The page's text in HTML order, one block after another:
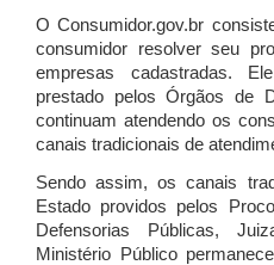
O Consumidor.gov.br
consumidor resolver seu
empresas cadastradas.
prestado pelos Órgãos de
continuam atendendo os
canais tradicionais de
Sendo assim, os canais
Estado providos pelos
Defensorias Públicas,
Ministério Público